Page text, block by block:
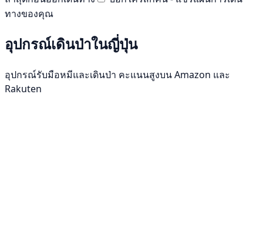
ทางของคุณ
อุปกรณ์เดินป่าในญี่ปุ่น
อุปกรณ์รับมือหมีและเดินป่า คะแนนสูงบน Amazon และ
Rakuten